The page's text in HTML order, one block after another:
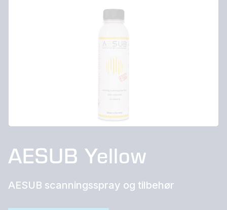
AESUB Yellow
AESUB scanningsspray og tilbehør